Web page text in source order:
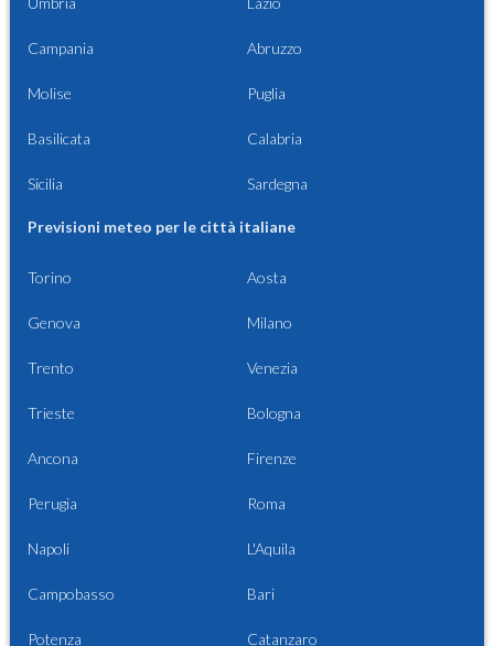
Campania Abruzzo
Molise Puglia
Basilicata Calabria
Sicilia Sardegna
Previsioni meteo per le città italiane
Torino Aosta
Genova Milano
Trento Venezia
Trieste Bologna
Ancona Firenze
Perugia Roma
Napoli L'Aquila
Campobasso Bari
Potenza Catanzaro